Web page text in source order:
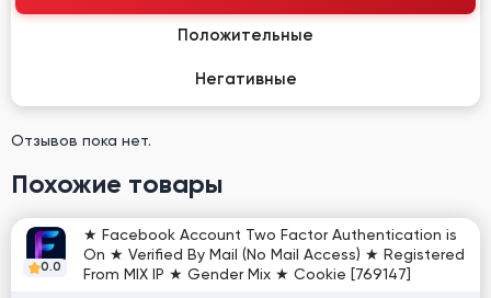
Положительные
Негативные
Отзывов пока нет.
Похожие товары
0.0
★ Facebook Account Two Factor Authentication is
On ★ Verified By Mail (No Mail Access) ★ Registered
From MIX IP ★ Gender Mix ★ Cookie [769147]